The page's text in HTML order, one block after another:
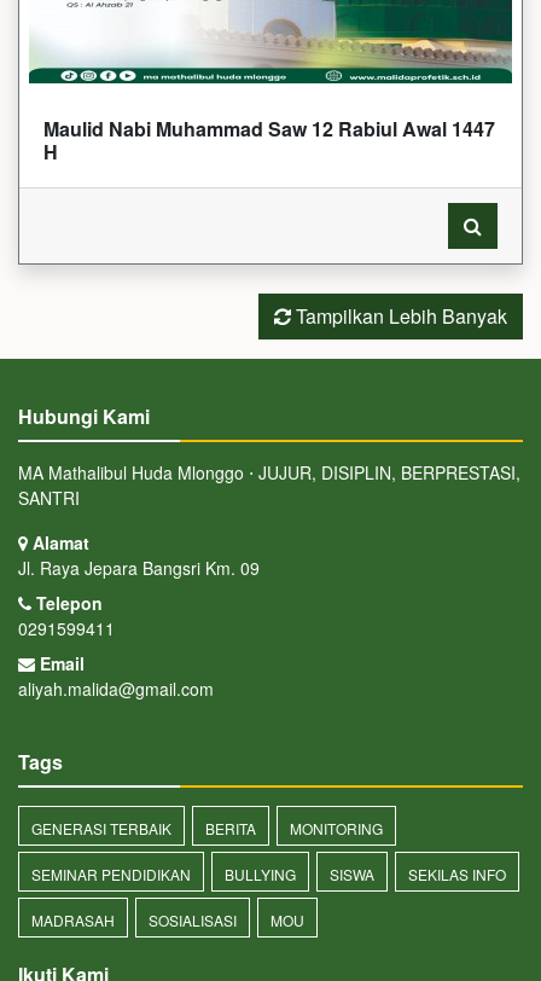
Maulid Nabi Muhammad Saw 12 Rabiul Awal 1447
H
Tampilkan Lebih Banyak
Hubungi Kami
MA Mathalibul Huda Mlonggo ⋅ JUJUR, DISIPLIN, BERPRESTASI,
SANTRI
Alamat
Jl. Raya Jepara Bangsri Km. 09
Telepon
0291599411
Email
aliyah.malida@gmail.com
Tags
GENERASI TERBAIK BERITA MONITORING
SEMINAR PENDIDIKAN BULLYING SISWA SEKILAS INFO
MADRASAH SOSIALISASI MOU
Ikuti Kami